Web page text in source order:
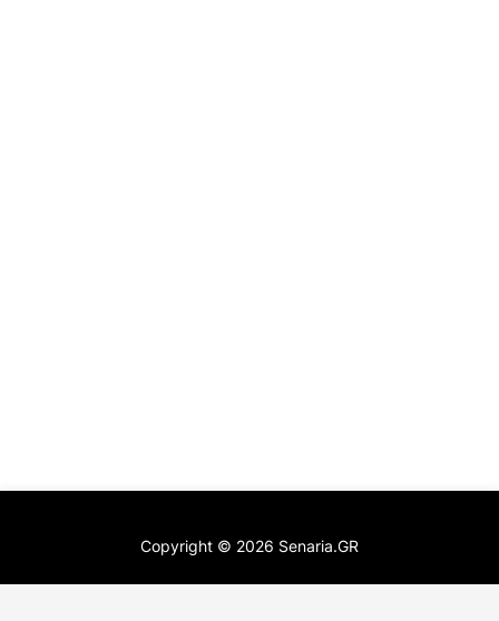
Copyright © 2026 Senaria.GR